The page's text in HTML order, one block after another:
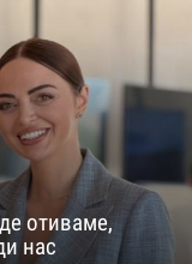
отиваме,
нас